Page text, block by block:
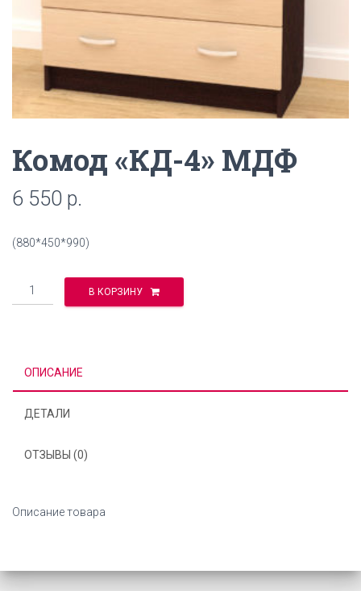
Комод «КД-4» МДФ
6 550 р.
(880*450*990)
Количество В КОРЗИНУ
ОПИСАНИЕ
ДЕТАЛИ
ОТЗЫВЫ (0)
Описание товара